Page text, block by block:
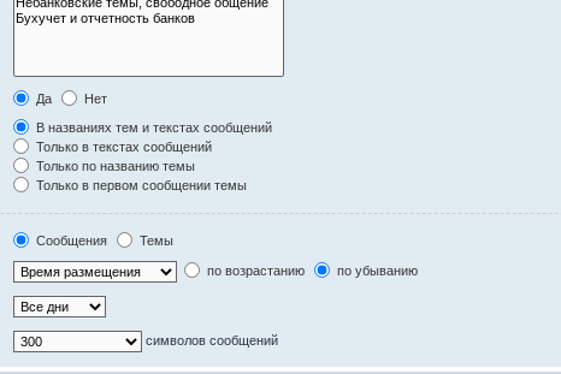
Да
Нет
В названиях тем и текстах сообщений
Только в текстах сообщений
Только по названию темы
Только в первом сообщении темы
Сообщения
Темы
по возрастанию по убыванию
символов сообщений